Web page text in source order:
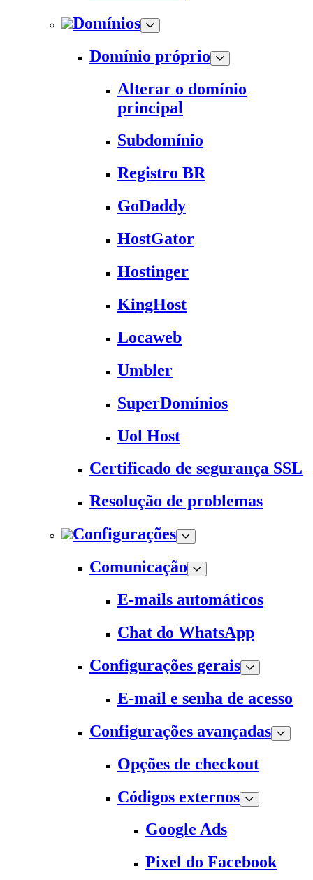
Domínios
Domínio próprio
Alterar o domínio
principal
Subdomínio
Registro BR
GoDaddy
HostGator
Hostinger
KingHost
Locaweb
Umbler
SuperDomínios
Uol Host
Certificado de segurança SSL
Resolução de problemas
Configurações
Comunicação
E-mails automáticos
Chat do WhatsApp
Configurações gerais
E-mail e senha de acesso
Configurações avançadas
Opções de checkout
Códigos externos
Google Ads
Pixel do Facebook